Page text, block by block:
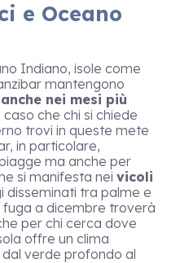
e Oceano
Indiano, isole come
mantengono
anche nei mesi più
caso che chi si chiede
trovi in queste mete
in particolare,
ma anche per
si manifesta nei vicoli
disseminati tra palme e
fuga a dicembre troverà
per chi cerca dove
offre un clima
verde profondo al